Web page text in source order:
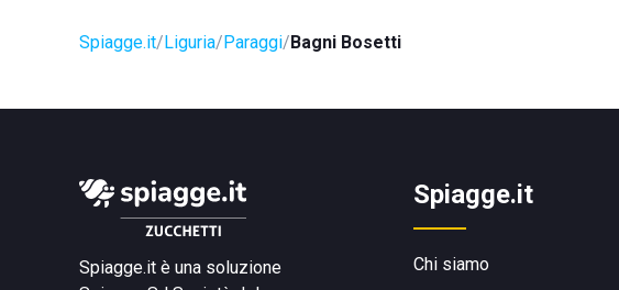
Spiagge.it Liguria Paraggi Bagni Bosetti
Spiagge.it è una soluzione
Spiagge.it
Chi siamo